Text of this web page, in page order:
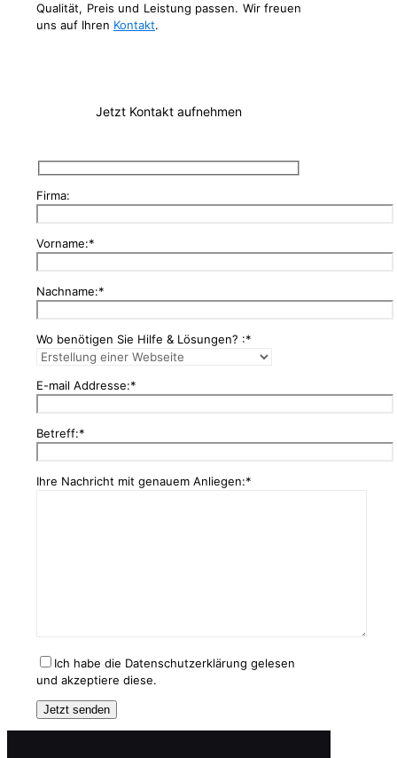
Qualität, Preis und Leistung passen. Wir freuen
uns auf Ihren Kontakt.
Jetzt Kontakt aufnehmen
Firma:
Vorname:*
Nachname:*
Wo benötigen Sie Hilfe & Lösungen? :*
E-mail Addresse:*
Betreff:*
Ihre Nachricht mit genauem Anliegen:*
Ich habe die Datenschutzerklärung gelesen
und akzeptiere diese.